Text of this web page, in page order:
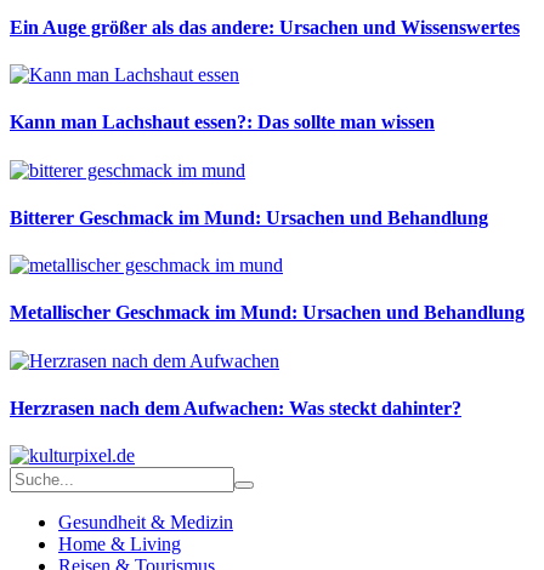
Ein Auge größer als das andere: Ursachen und Wissenswertes
Kann man Lachshaut essen?: Das sollte man wissen
Bitterer Geschmack im Mund: Ursachen und Behandlung
Metallischer Geschmack im Mund: Ursachen und Behandlung
Herzrasen nach dem Aufwachen: Was steckt dahinter?
Gesundheit & Medizin
Home & Living